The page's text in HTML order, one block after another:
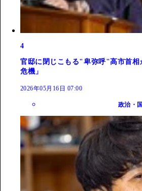
4
官邸に閉じこもる"卑弥呼"高市首相
危機」
2026年05月16日 07:00
政治・